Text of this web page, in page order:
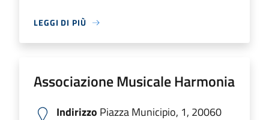
LEGGI DI PIÙ
Associazione Musicale Harmonia
Indirizzo Piazza Municipio, 1, 20060